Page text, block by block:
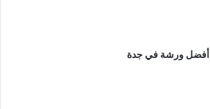
أفضل ورشة في جدة